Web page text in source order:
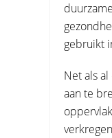
gebruikt
Net als
aan te